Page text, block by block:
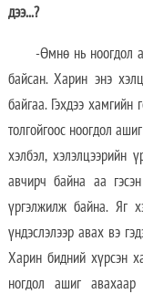
дээ...?
-Өмнө нь ноогдол
байсан. Харин энэ
байгаа. Гэхдээ
толгойгоос ноогдол
хэлбэл,
авчирч байна аа
үргэлжилж байна. Яг
үндэслэлээр авах вэ
Харин бидний хүрсэн
ногдол ашиг